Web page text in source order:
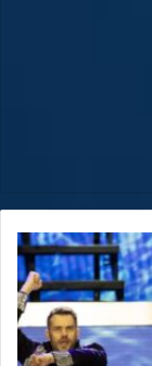
Chayanne
conquistó
otra
vez
a
Costa